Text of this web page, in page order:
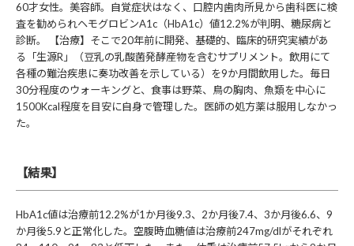
60才女性。美容師。自覚症状はなく、口腔内歯肉所見から歯科医に検
査を勧められヘモグロビンA1c（HbA1c）値12.2%が判明、糖尿病と
診断。 【治療】そこで20年前に開発、基礎的、臨床的研究実績があ
る「生源R」（豆乳の乳酸菌発酵産物を含むサプリメント。飲用にて
各種の難治疾患に奏功改善を示している）を9か月間飲用した。毎日
30分程度のウォーキングと、食事は野菜、鳥の胸肉、魚類を中心に
1500Kcal程度を目安に自身で管理した。医師の処方薬は服用しなかっ
た。
【結果】
HbA1c値は治療前12.2%が1か月後9.3、2か月後7.4、3か月後6.6、9
か月後5.9と正常化した。空腹時血糖値は治療前247mg/dlがそれぞれ